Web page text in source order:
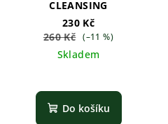
CLEANSING
230 Kč
260 Kč (–11 %)
Skladem
Do košíku